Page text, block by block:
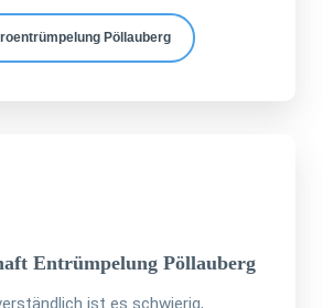
Pöllauberg
Entrümpelung Pöllauberg
ist es schwierig,